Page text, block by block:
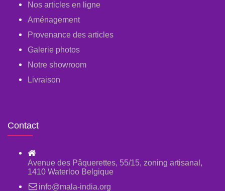
Nos articles en ligne
Aménagement
Provenance des articles
Galerie photos
Notre showroom
Livraison
Contact
Avenue des Pâquerettes, 55/15, zoning artisanal,
1410 Waterloo Belgique
info@mala-india.org